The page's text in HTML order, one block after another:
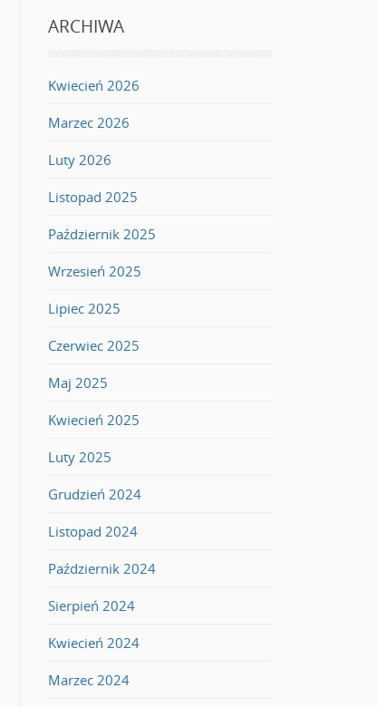
ARCHIWA
Kwiecień 2026
Marzec 2026
Luty 2026
Listopad 2025
Październik 2025
Wrzesień 2025
Lipiec 2025
Czerwiec 2025
Maj 2025
Kwiecień 2025
Luty 2025
Grudzień 2024
Listopad 2024
Październik 2024
Sierpień 2024
Kwiecień 2024
Marzec 2024